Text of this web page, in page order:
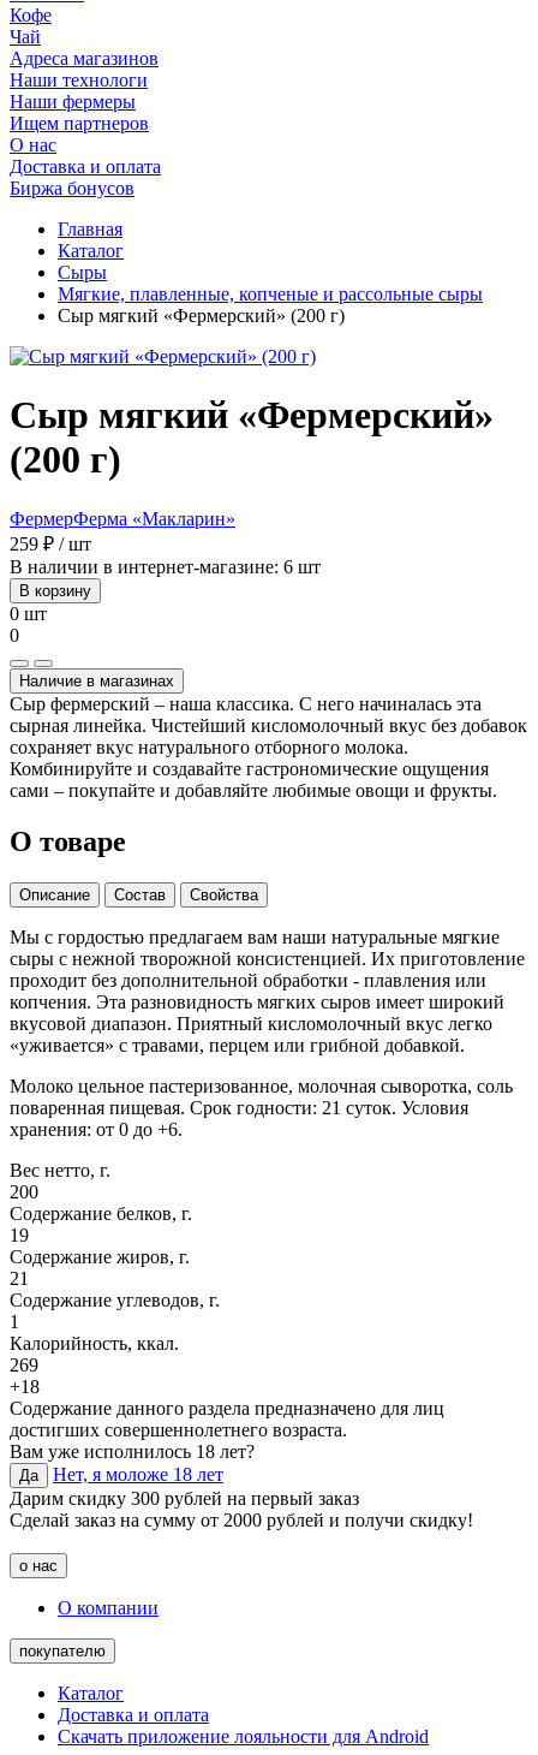
Кофе
Чай
Адреса магазинов
Наши технологи
Наши фермеры
Ищем партнеров
О нас
Доставка и оплата
Биржа бонусов
Главная
Каталог
Сыры
Мягкие, плавленные, копченые и рассольные сыры
Сыр мягкий «Фермерский» (200 г)
Сыр мягкий «Фермерский»
(200 г)
ФермерФерма «Макларин»
259 ₽ / шт
В наличии в интернет-магазине: 6 шт
В корзину
0 шт
0
Наличие в магазинах
Сыр фермерский – наша классика. С него начиналась эта
сырная линейка. Чистейший кисломолочный вкус без добавок
сохраняет вкус натурального отборного молока.
Комбинируйте и создавайте гастрономические ощущения
сами – покупайте и добавляйте любимые овощи и фрукты.
О товаре
Описание Состав Свойства
Мы с гордостью предлагаем вам наши натуральные мягкие
сыры с нежной творожной консистенцией. Их приготовление
проходит без дополнительной обработки - плавления или
копчения. Эта разновидность мягких сыров имеет широкий
вкусовой диапазон. Приятный кисломолочный вкус легко
«уживается» с травами, перцем или грибной добавкой.
Молоко цельное пастеризованное, молочная сыворотка, соль
поваренная пищевая. Срок годности: 21 суток. Условия
хранения: от 0 до +6.
Вес нетто, г.
200
Содержание белков, г.
19
Содержание жиров, г.
21
Содержание углеводов, г.
1
Калорийность, ккал.
269
+18
Содержание данного раздела предназначено для лиц
достигших совершеннолетнего возраста.
Вам уже исполнилось 18 лет?
Да
Нет, я моложе 18 лет
Дарим скидку 300 рублей на первый заказ
Сделай заказ на сумму от 2000 рублей и получи скидку!
о нас
О компании
покупателю
Каталог
Доставка и оплата
Скачать приложение лояльности для Android